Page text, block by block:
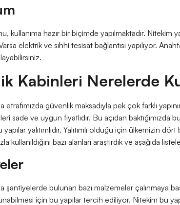
kullanıma hazır bir biçimde yapılmaktadır.
Varsa elektrik ve sıhhi tesisat bağlantısı yapılıyor.
Kabinleri Nerelerde
güvenlik maksadıyla pek çok farklı
sade ve uygun fiyatlıdır. Bu açıdan baktığımızda
yalıtımlıdır. Yalıtımlı olduğu için ülkemizin
kullanıldığını bazı alanları araştırdık ve aşağıda
şantiyelerde bulunan bazı malzemeler çalınmaya
için bu yapılar tercih ediliyor. Nitekim bu